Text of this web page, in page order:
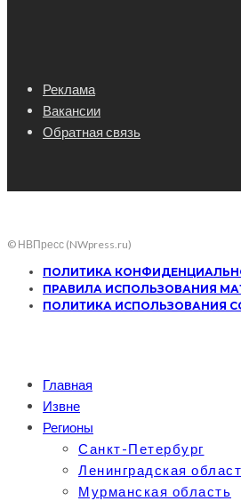
Реклама
Вакансии
Обратная связь
© НВПресс (NWpress.ru)
ПОЛИТИКА
ПРАВИЛА ИСПОЛЬЗОВАНИЯ
ПОЛИТИКА ИСПОЛЬЗОВАНИЯ
Главная
Извне
Регионы
Санкт-Петербург
Ленинградская
Мурманская область